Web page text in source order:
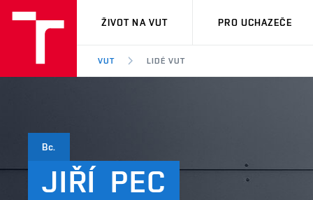
VUT
ŽIVOT NA VUT PRO UCHAZEČE
VUT LIDÉ VUT
Bc.
JIŘÍ PEC